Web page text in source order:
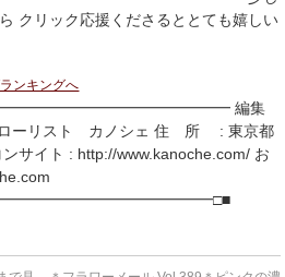
クリック応援くださるととても嬉しい
ンキングへ
編集
ーリスト カノシェ 住 所 : 東京都
サイト : http://www.kanoche.com/ お